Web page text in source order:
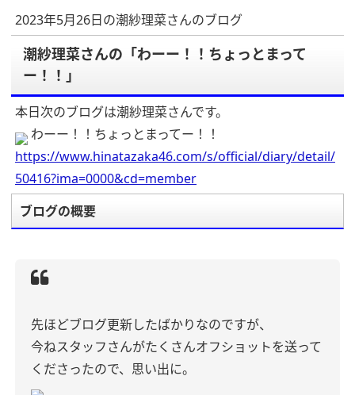
2023年5月26日の潮紗理菜さんのブログ
潮紗理菜さんの「わーー！！ちょっとまって
ー！！」
本日次のブログは潮紗理菜さんです。
わーー！！ちょっとまってー！！
https://www.hinatazaka46.com/s/official/diary/detail/
50416?ima=0000&cd=member
ブログの概要
先ほどブログ更新したばかりなのですが、
今ねスタッフさんがたくさんオフショットを送って
くださったので、思い出に。